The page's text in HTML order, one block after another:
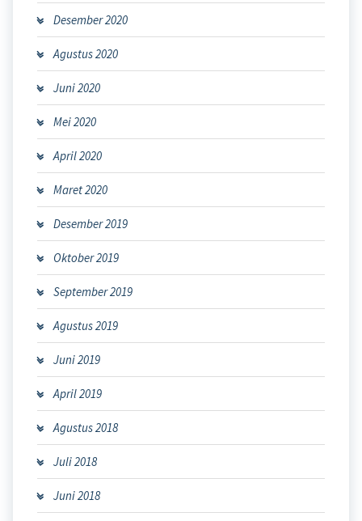
Desember 2020
Agustus 2020
Juni 2020
Mei 2020
April 2020
Maret 2020
Desember 2019
Oktober 2019
September 2019
Agustus 2019
Juni 2019
April 2019
Agustus 2018
Juli 2018
Juni 2018